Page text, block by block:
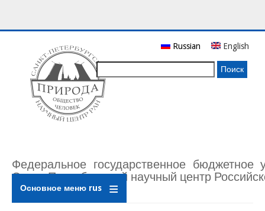
основному
содержанию
Федеральное государственное бюджетное
Санкт-Петербургский научный центр
Russian English
Основное меню rus